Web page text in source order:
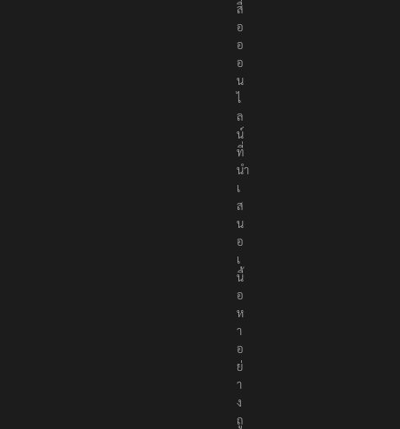
น
สื่
อ
อ
อ
น
ไ
ล
น์
ที่
นำ
เ
ส
น
อ
เ
นื้
อ
ห
า
อ
ย่
า
ง